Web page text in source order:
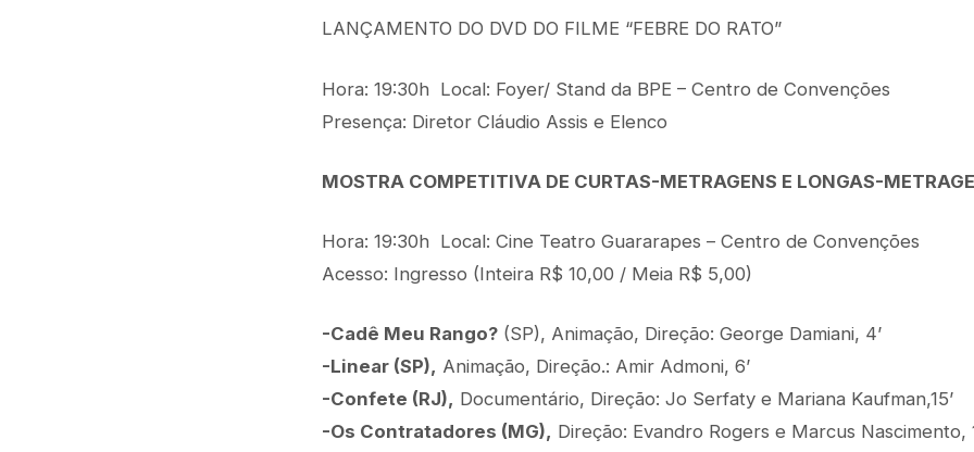
LANÇAMENTO DO DVD DO FILME “FEBRE DO RATO”
Hora: 19:30h Local: Foyer/ Stand da BPE – Centro de Convenções
Presença: Diretor Cláudio Assis e Elenco
MOSTRA COMPETITIVA DE CURTAS-METRAGENS E LONGAS-
Hora: 19:30h Local: Cine Teatro Guararapes – Centro de Convenções
Acesso: Ingresso (Inteira R$ 10,00 / Meia R$ 5,00)
-Cadê Meu Rango? (SP), Animação, Direção: George Damiani, 4’
-Linear (SP), Animação, Direção.: Amir Admoni, 6’
-Confete (RJ), Documentário, Direção: Jo Serfaty e Mariana Kaufman,15’
-Os Contratadores (MG), Direção: Evandro Rogers e Marcus